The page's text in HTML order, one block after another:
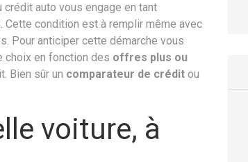
crédit auto vous engage en tant
Cette condition est à remplir même avec
Pour anticiper cette démarche vous
choix en fonction des offres plus ou
Bien sûr un comparateur de crédit ou
voiture, à